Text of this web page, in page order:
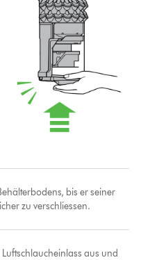
bis er seiner
zu verschliessen.
aus und